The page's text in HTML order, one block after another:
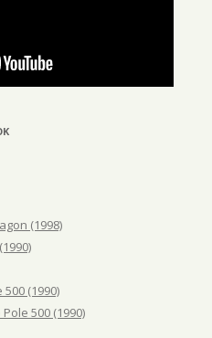
(1998)
(1990)
500 (1990)